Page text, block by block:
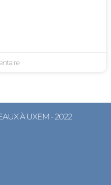
À UXEM - 2022